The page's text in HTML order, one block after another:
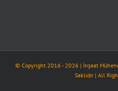
© Copyright 2016 -2026 | İnşaat
Saklıdır | All